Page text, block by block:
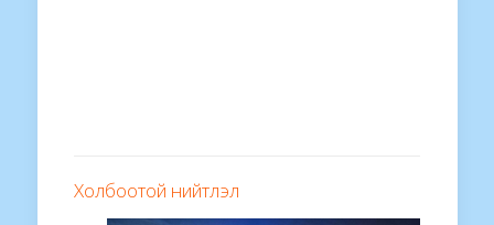
Холбоотой нийтлэл